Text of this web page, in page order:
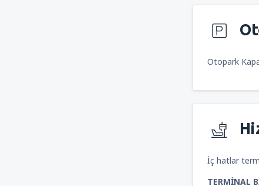
Otopark
İç hatlar
TERMİNAL